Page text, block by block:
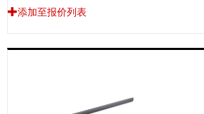
添加至报价列表